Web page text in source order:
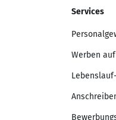
Services
Werben auf